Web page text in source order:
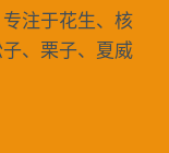
注于花生、核
、栗子、夏威